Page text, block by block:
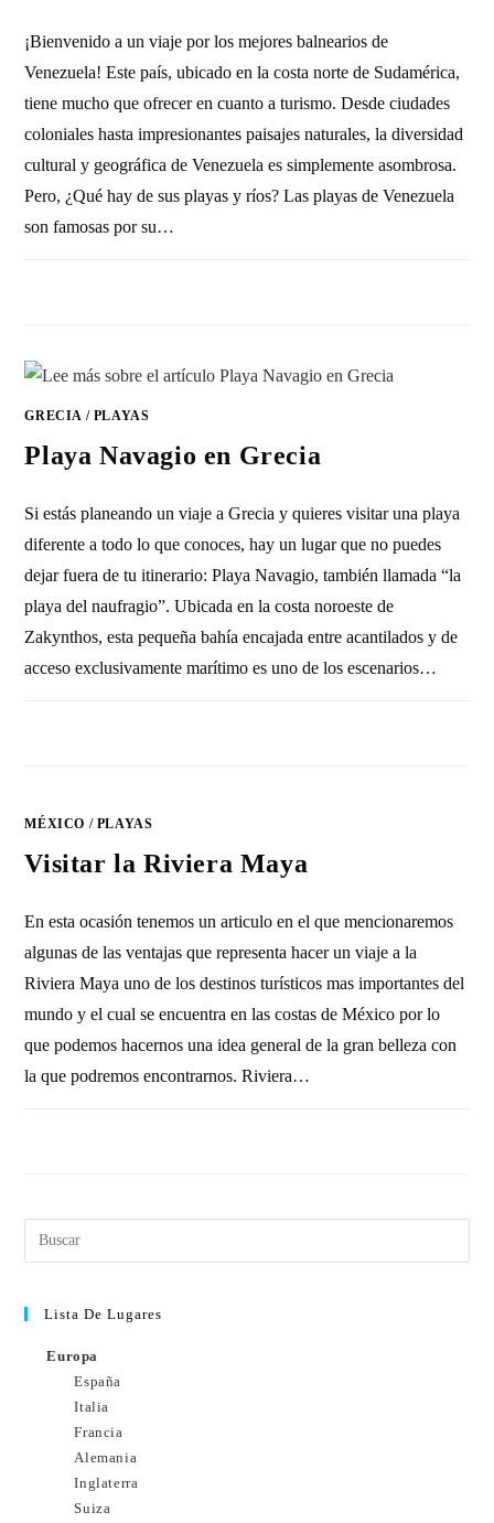
¡Bienvenido a un viaje por los mejores balnearios de
Venezuela! Este país, ubicado en la costa norte de Sudamérica,
tiene mucho que ofrecer en cuanto a turismo. Desde ciudades
coloniales hasta impresionantes paisajes naturales, la diversidad
cultural y geográfica de Venezuela es simplemente asombrosa.
Pero, ¿Qué hay de sus playas y ríos? Las playas de Venezuela
son famosas por su…
GRECIA / PLAYAS
Playa Navagio en Grecia
Si estás planeando un viaje a Grecia y quieres visitar una playa
diferente a todo lo que conoces, hay un lugar que no puedes
dejar fuera de tu itinerario: Playa Navagio, también llamada “la
playa del naufragio”. Ubicada en la costa noroeste de
Zakynthos, esta pequeña bahía encajada entre acantilados y de
acceso exclusivamente marítimo es uno de los escenarios…
MÉXICO / PLAYAS
Visitar la Riviera Maya
En esta ocasión tenemos un articulo en el que mencionaremos
algunas de las ventajas que representa hacer un viaje a la
Riviera Maya uno de los destinos turísticos mas importantes del
mundo y el cual se encuentra en las costas de México por lo
que podemos hacernos una idea general de la gran belleza con
la que podremos encontrarnos. Riviera…
Lista De Lugares
Europa
España
Italia
Francia
Alemania
Inglaterra
Suiza